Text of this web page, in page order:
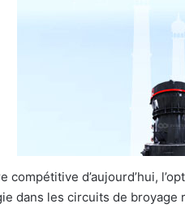
compétitive d’aujourd’hui,
dans les circuits de